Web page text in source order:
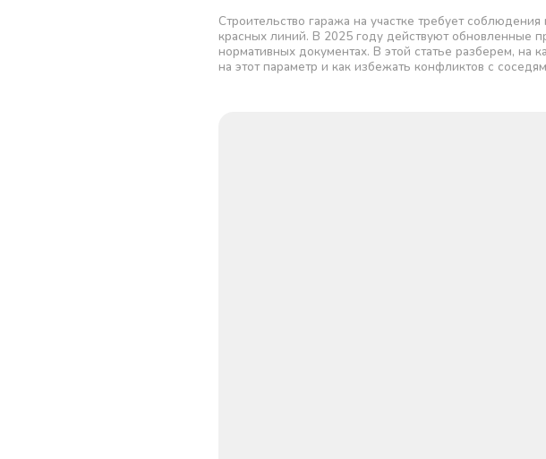
Строительство гаража на участке требует
красных линий. В 2025 году действуют обновленные
нормативных документах. В этой статье разберем, на
на этот параметр и как избежать конфликтов с